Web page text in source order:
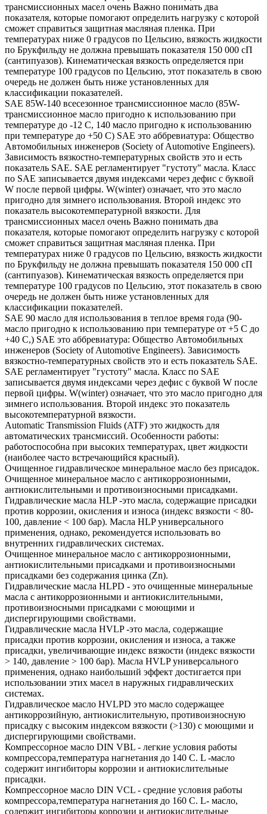
трансмиссионных масел очень Важно понимать два
показателя, которые помогают определить нагрузку с которой
сможет справиться защитная масляная пленка. При
температурах ниже 0 градусов по Цельсию, вязкость жидкости
по Брукфильду не должна превышать показателя 150 000 сП
(сантипуазов). Кинематическая вязкость определяется при
температуре 100 градусов по Цельсию, этот показатель в свою
очередь не должен быть ниже установленных для
классификации показателей.
SAE 85W-140 всесезонное трансмиссионное масло (85W-
трансмиссионное масло пригодно к использованию при
температуре до -12 С, 140 масло пригодно к использованию
при температуре до +50 С) SAE это аббревиатура: Общество
Автомобильных инженеров (Society of Automotive Engineers).
Зависимость вязкостно-температурных свойств это и есть
показатель SAE. SAE регламентирует "густоту" масла. Класс
по SAE записывается двумя индексами через дефис с буквой
W после первой цифры. W(winter) означает, что это масло
пригодно для зимнего использования. Второй индекс это
показатель высокотемпературной вязкости. Для
трансмиссионных масел очень Важно понимать два
показателя, которые помогают определить нагрузку с которой
сможет справиться защитная масляная пленка. При
температурах ниже 0 градусов по Цельсию, вязкость жидкости
по Брукфильду не должна превышать показателя 150 000 сП
(сантипуазов). Кинематическая вязкость определяется при
температуре 100 градусов по Цельсию, этот показатель в свою
очередь не должен быть ниже установленных для
классификации показателей.
SAE 90 масло для использования в теплое время года (90-
масло пригодно к использованию при температуре от +5 С до
+40 С,) SAE это аббревиатура: Общество Автомобильных
инженеров (Society of Automotive Engineers). Зависимость
вязкостно-температурных свойств это и есть показатель SAE.
SAE регламентирует "густоту" масла. Класс по SAE
записывается двумя индексами через дефис с буквой W после
первой цифры. W(winter) означает, что это масло пригодно для
зимнего использования. Второй индекс это показатель
высокотемпературной вязкости.
Automatic Transmission Fluids (ATF) это жидкость для
автоматических трансмиссий. Особенности работы:
работоспособна при высоких температурах, цвет жидкости
(наиболее часто встречающийся красный).
Очищенное гидравлическое минеральное масло без присадок.
Очищенное минеральное масло с антикоррозионными,
антиокислительными и противоизносными присадками.
Гидравлические масла HLP -это масла, содержащие присадки
против коррозии, окисления и износа (индекс вязкости < 80-
100, давление < 100 бар). Масла HLP универсального
применения, однако, рекомендуется использовать во
внутренних гидравлических системах.
Очищенное минеральное масло с антикоррозионными,
антиокислительными присадками и противоизносными
присадками без содержания цинка (Zn).
Гидравлические масла HLPD - это очищенные минеральные
масла с антикоррозионными и антиокислительными,
противоизносными присадками с моющими и
диспергирующими свойствами.
Гидравлические масла HVLP -это масла, содержащие
присадки против коррозии, окисления и износа, а также
присадки, увеличивающие индекс вязкости (индекс вязкости
> 140, давление > 100 бар). Масла HVLP универсального
применения, однако наибольший эффект достигается при
использовании этих масел в наружных гидравлических
системах.
Гидравлическое масло HVLPD это масло содержащее
антикоррозийную, антиокислительную, противоизносную
присадку с высоким индексом вязкости (>130) с моющими и
диспергирующими свойствами.
Компрессорное масло DIN VBL - легкие условия работы
компрессора,температура нагнетания до 140 С. L -масло
содержит ингибиторы коррозии и антиокислительные
присадки.
Компрессорное масло DIN VCL - средние условия работы
компрессора,температура нагнетания до 160 С. L- масло,
содержит ингибиторы коррозии и антиокислительные